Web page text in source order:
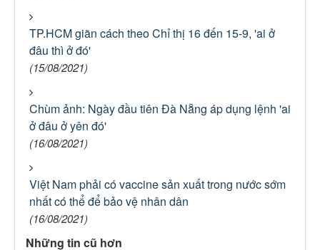
TP.HCM giãn cách theo Chỉ thị 16 đến 15-9, 'ai ở
đâu thì ở đó'
(15/08/2021)
Chùm ảnh: Ngày đầu tiên Đà Nẵng áp dụng lệnh 'ai
ở đâu ở yên đó'
(16/08/2021)
Việt Nam phải có vaccine sản xuất trong nước sớm
nhất có thể để bảo vệ nhân dân
(16/08/2021)
Những tin cũ hơn